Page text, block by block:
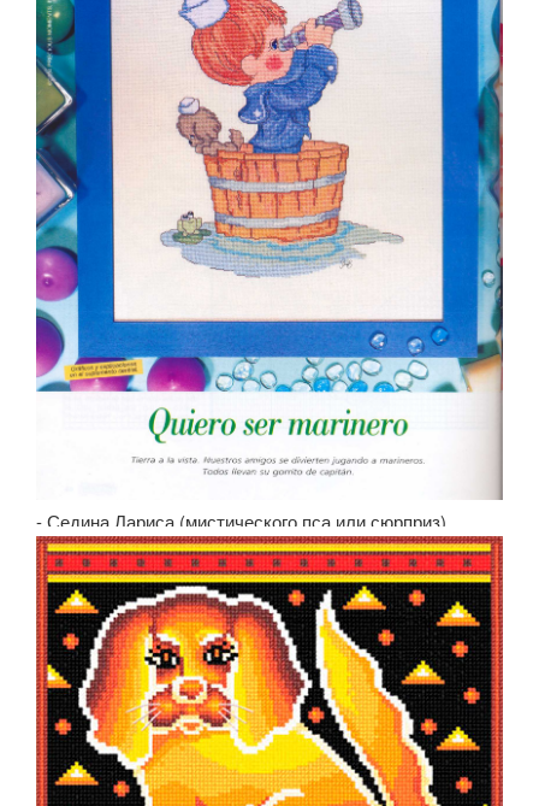
- Седина Лариса (мистического пса или сюрприз)